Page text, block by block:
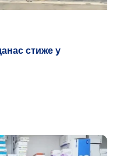
стиже у